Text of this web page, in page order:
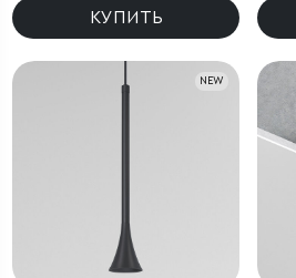
КУПИТЬ
NEW